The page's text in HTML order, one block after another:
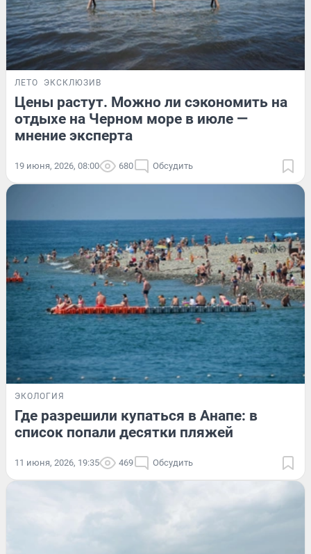
ЛЕТО ЭКСКЛЮЗИВ
Цены растут. Можно ли сэкономить на
отдыхе на Черном море в июле —
мнение эксперта
19 июня, 2026, 08:00 680 Обсудить
ЭКОЛОГИЯ
Где разрешили купаться в Анапе: в
список попали десятки пляжей
11 июня, 2026, 19:35 469 Обсудить